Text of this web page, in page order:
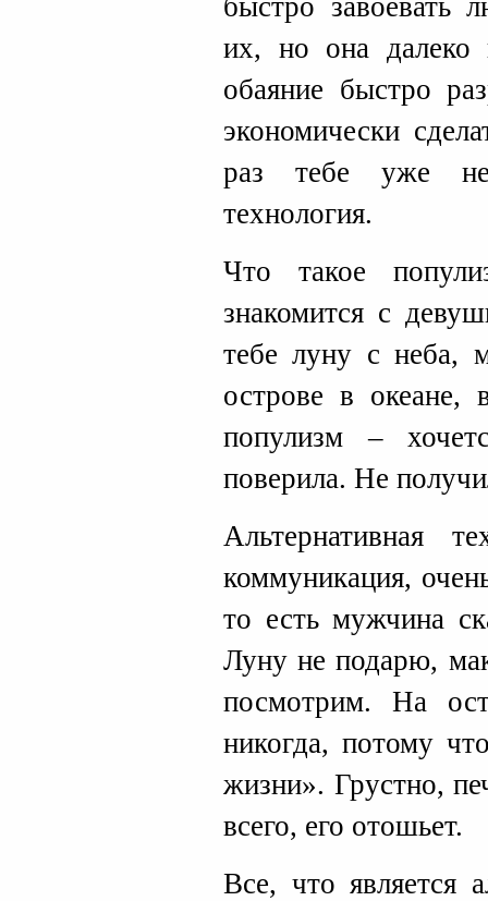
быстро завоевать
их, но она далеко
обаяние быстро
экономически
раз тебе уже
технология.
Что такое
знакомится с
тебе луну с неба,
острове в океане,
популизм –
поверила. Не
Альтернативная
коммуникация,
то есть мужчина
Луну не подарю,
посмотрим. На
никогда, потому
жизни». Грустно,
всего, его отошьет.
Все, что является